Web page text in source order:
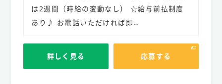
は2週間（時給の変動なし） ☆給与前払制度
あり♪ お電話いただければ即…
詳しく見る 応募する